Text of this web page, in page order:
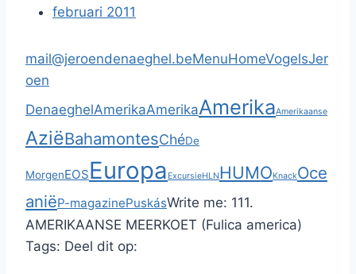
februari 2011
mail@jeroendenaeghel.beMenuHomeVogelsJer
oen
DenaeghelAmerikaAmerikaAmerikaAmerikaanse
AziëBahamontesChéDe
MorgenEOSEuropa ExcursieHLNHUMOKnackOce
aniëP-magazinePuskásWrite me: 111.
AMERIKAANSE MEERKOET (Fulica america)
Tags: Deel dit op: